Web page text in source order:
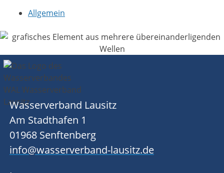
Allgemein
Wasserverband Lausitz
Am Stadthafen 1
01968 Senftenberg
info@wasserverband-lausitz.de